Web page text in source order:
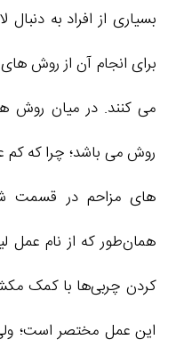
بسیاری از افراد به
برای انجام آن از روش
می کنند. در میان روش
روش می باشد؛ چرا که
های مزاحم در قسمت
همان‌طور که از نام
کردن چربی‌ها با کمک
این عمل مختصر است؛